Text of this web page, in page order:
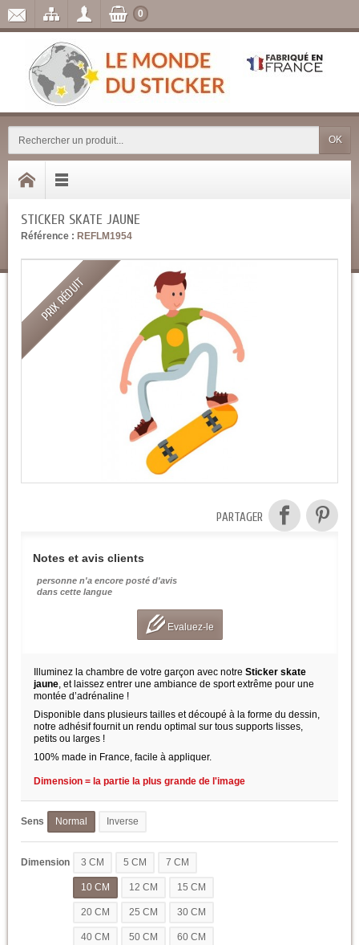
OK
0
STICKER SKATE JAUNE
Référence : REFLM1954
PRIX RÉDUIT
PARTAGER
Notes et avis clients
personne n'a encore posté d'avis
dans cette langue
Evaluez-le
Illuminez la chambre de votre garçon avec notre Sticker skate
jaune, et laissez entrer une ambiance de sport extrême pour une
montée d’adrénaline !
Disponible dans plusieurs tailles et découpé à la forme du dessin,
notre adhésif fournit un rendu optimal sur tous supports lisses,
petits ou larges !
100% made in France, facile à appliquer.
Dimension = la partie la plus grande de l'image
Sens Normal Inverse
Dimension 3 CM 5 CM 7 CM
10 CM 12 CM 15 CM
20 CM 25 CM 30 CM
40 CM 50 CM 60 CM